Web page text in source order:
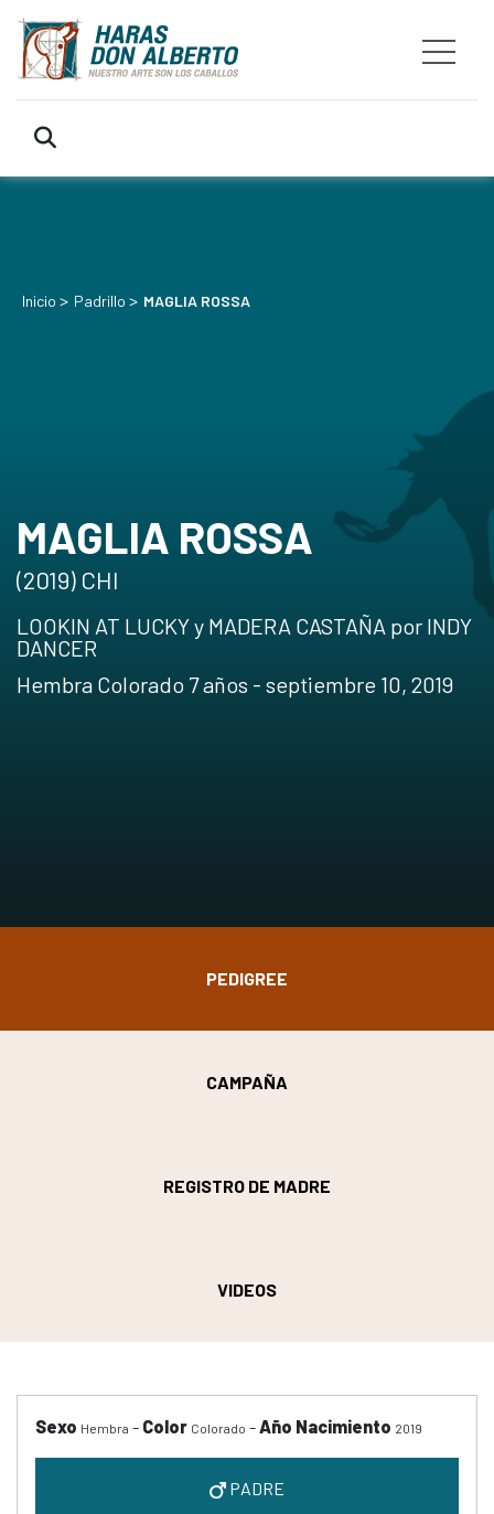
Inicio > Padrillo > MAGLIA ROSSA
MAGLIA ROSSA
(2019) CHI
LOOKIN AT LUCKY y MADERA CASTAÑA por INDY
DANCER
Hembra Colorado 7 años - septiembre 10, 2019
PEDIGREE
CAMPAÑA
REGISTRO DE MADRE
VIDEOS
Sexo Hembra - Color Colorado -Año Nacimiento 2019
PADRE